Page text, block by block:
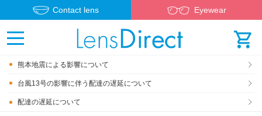
Contact lens Eyewear
熊本地震による影響について
台風13号の影響に伴う配達の遅延について
配達の遅延について